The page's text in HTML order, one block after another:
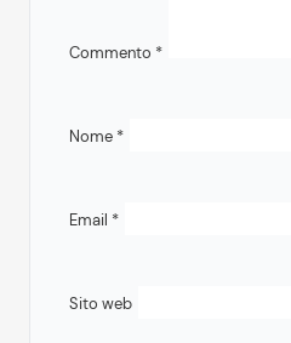
Commento *
Nome *
Email *
Sito web